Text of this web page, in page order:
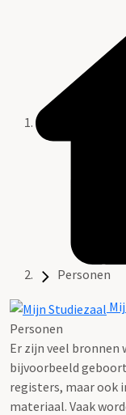
Personen
Personen
Er zijn veel bronnen
bijvoorbeeld
registers, maar ook
materiaal. Vaak